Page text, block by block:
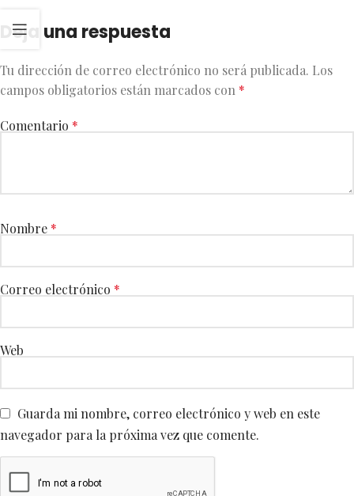
Deja una respuesta
Tu dirección de correo electrónico no será publicada. Los
campos obligatorios están marcados con *
Comentario *
Nombre *
Correo electrónico *
Web
Guarda mi nombre, correo electrónico y web en este
navegador para la próxima vez que comente.